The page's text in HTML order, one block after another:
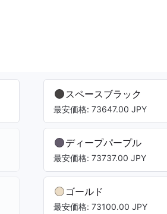
スペースブラック
最安価格: 73647.00 JPY
ディープパープル
最安価格: 73737.00 JPY
ゴールド
最安価格: 73100.00 JPY